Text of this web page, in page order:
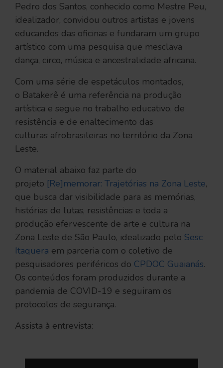
Pedro dos Santos, conhecido como Mestre Peu,
idealizador, convidou outros artistas e jovens
educandos das oficinas e fundaram um grupo
artístico com uma pesquisa que mesclava
dança, circo, música e ancestralidade africana.
Com uma série de espetáculos montados,
o Batakerê é uma referência na produção
artística e segue no trabalho educativo, de
resistência e de enaltecimento das
culturas afrobrasileiras no território da Zona
Leste.
O material abaixo faz parte do
projeto [Re]memorar: Trajetórias na Zona Leste,
que busca dar visibilidade para as memórias,
histórias de lutas, resistências e toda a
produção efervescente de arte e cultura na
Zona Leste de São Paulo, idealizado pelo Sesc
Itaquera em parceria com o coletivo de
pesquisadores periféricos do CPDOC Guaianás.
Os conteúdos foram produzidos durante a
pandemia de COVID-19 e seguiram os
protocolos de segurança.
Assista à entrevista: